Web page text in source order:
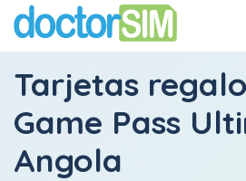
Tarjetas
Game Pass
Angola